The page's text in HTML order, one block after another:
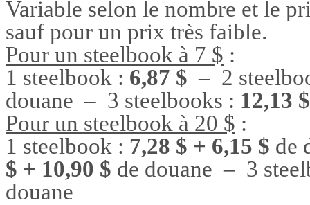
Variable selon le nombre et le
sauf pour un prix très faible.
Pour un steelbook à 7 $ :
1 steelbook : 6,87 $ – 2
douane – 3 steelbooks : 12,13
Pour un steelbook à 20 $ :
1 steelbook : 7,28 $ + 6,15 $ de
$ + 10,90 $ de douane – 3
douane